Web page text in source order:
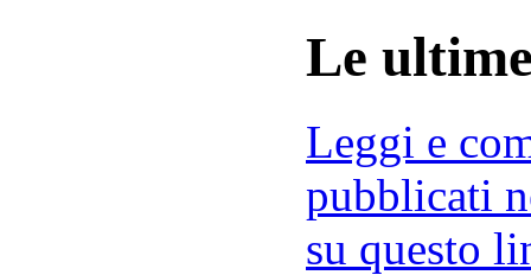
Le
Leggi e
pubblicati
su questo